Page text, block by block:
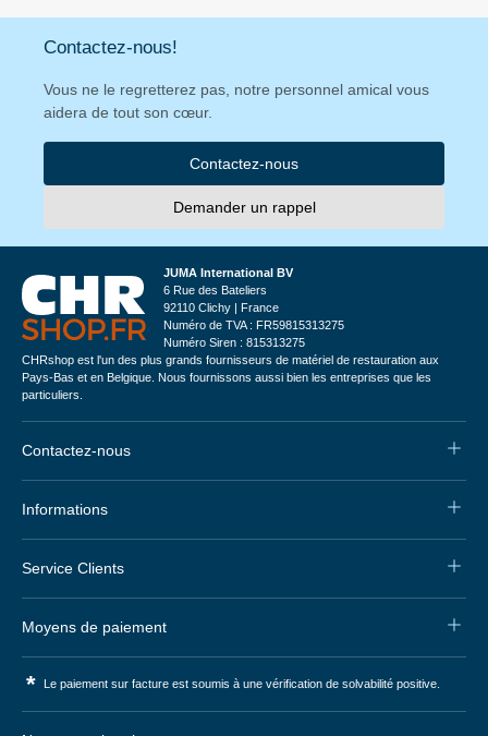
Contactez-nous!
Vous ne le regretterez pas, notre personnel amical vous
aidera de tout son cœur.
Contactez-nous
Demander un rappel
JUMA International BV
6 Rue des Bateliers
92110 Clichy | France
Numéro de TVA : FR59815313275
Numéro Siren : 815313275
CHRshop est l'un des plus grands fournisseurs de matériel de restauration aux
Pays-Bas et en Belgique. Nous fournissons aussi bien les entreprises que les
particuliers.
Contactez-nous
Informations
Service Clients
Moyens de paiement
* Le paiement sur facture est soumis à une vérification de solvabilité positive.